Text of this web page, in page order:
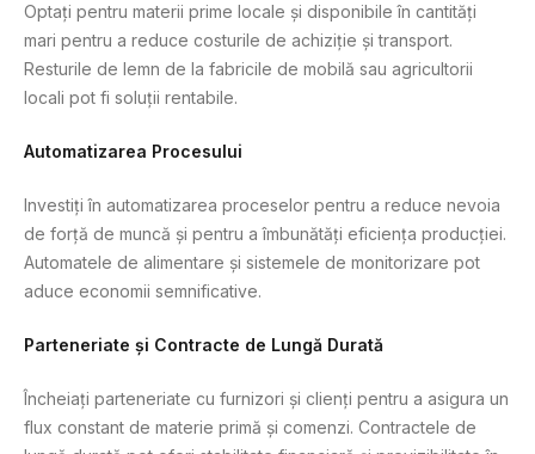
Optați pentru materii prime locale și disponibile în cantități
mari pentru a reduce costurile de achiziție și transport.
Resturile de lemn de la fabricile de mobilă sau agricultorii
locali pot fi soluții rentabile.
Automatizarea Procesului
Investiți în automatizarea proceselor pentru a reduce nevoia
de forță de muncă și pentru a îmbunătăți eficiența producției.
Automatele de alimentare și sistemele de monitorizare pot
aduce economii semnificative.
Parteneriate și Contracte de Lungă Durată
Încheiați parteneriate cu furnizori și clienți pentru a asigura un
flux constant de materie primă și comenzi. Contractele de